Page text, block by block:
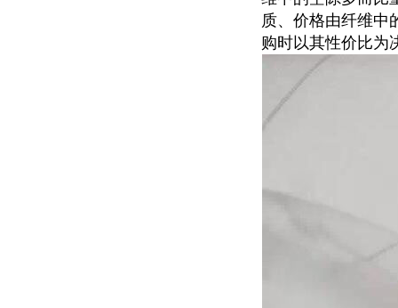
质、价格由纤维中
购时以其性价比为